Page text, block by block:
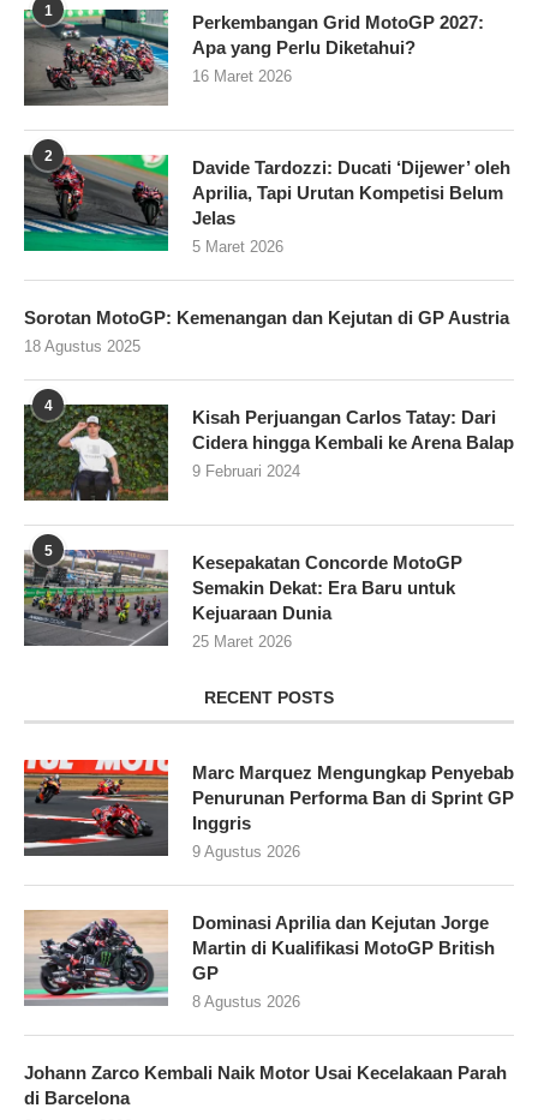
1
Perkembangan Grid MotoGP 2027:
Apa yang Perlu Diketahui?
16 Maret 2026
2
Davide Tardozzi: Ducati ‘Dijewer’ oleh
Aprilia, Tapi Urutan Kompetisi Belum
Jelas
5 Maret 2026
Sorotan MotoGP: Kemenangan dan Kejutan di GP Austria
18 Agustus 2025
4
Kisah Perjuangan Carlos Tatay: Dari
Cidera hingga Kembali ke Arena Balap
9 Februari 2024
5
Kesepakatan Concorde MotoGP
Semakin Dekat: Era Baru untuk
Kejuaraan Dunia
25 Maret 2026
RECENT POSTS
Marc Marquez Mengungkap Penyebab
Penurunan Performa Ban di Sprint GP
Inggris
9 Agustus 2026
Dominasi Aprilia dan Kejutan Jorge
Martin di Kualifikasi MotoGP British
GP
8 Agustus 2026
Johann Zarco Kembali Naik Motor Usai Kecelakaan Parah
di Barcelona